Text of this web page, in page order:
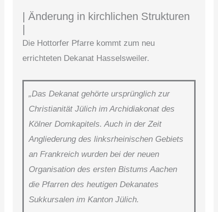
| Änderung in kirchlichen Strukturen
|
Die Hottorfer Pfarre kommt zum neu
errichteten Dekanat Hasselsweiler.
„Das Dekanat gehörte ursprünglich zur
Christianität Jülich im Archidiakonat des
Kölner Domkapitels. Auch in der Zeit
Angliederung des linksrheinischen Gebiets
an Frankreich wurden bei der neuen
Organisation des ersten Bistums Aachen
die Pfarren des heutigen Dekanates
Sukkursalen im Kanton Jülich.